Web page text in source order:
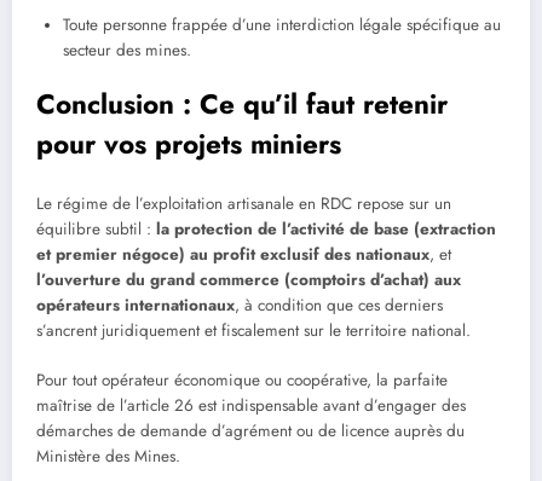
Toute personne frappée d’une interdiction légale spécifique au
secteur des mines.
Conclusion : Ce qu’il faut retenir
pour vos projets miniers
Le régime de l’exploitation artisanale en RDC repose sur un
équilibre subtil : la protection de l’activité de base (extraction
et premier négoce) au profit exclusif des nationaux, et
l’ouverture du grand commerce (comptoirs d’achat) aux
opérateurs internationaux, à condition que ces derniers
s’ancrent juridiquement et fiscalement sur le territoire national.
Pour tout opérateur économique ou coopérative, la parfaite
maîtrise de l’article 26 est indispensable avant d’engager des
démarches de demande d’agrément ou de licence auprès du
Ministère des Mines.